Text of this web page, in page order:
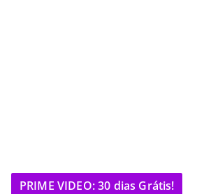
PRIME VIDEO: 30 dias Grátis!